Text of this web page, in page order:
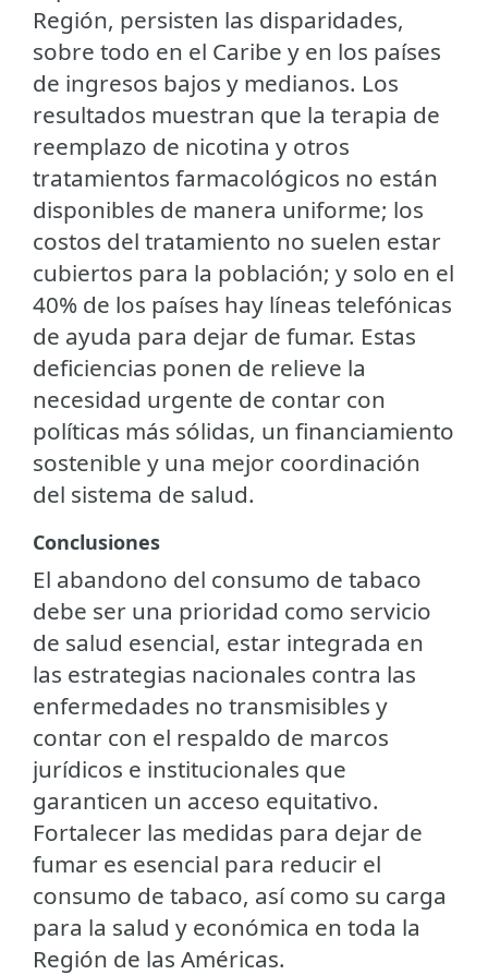
Región, persisten las disparidades,
sobre todo en el Caribe y en los países
de ingresos bajos y medianos. Los
resultados muestran que la terapia de
reemplazo de nicotina y otros
tratamientos farmacológicos no están
disponibles de manera uniforme; los
costos del tratamiento no suelen estar
cubiertos para la población; y solo en el
40% de los países hay líneas telefónicas
de ayuda para dejar de fumar. Estas
deficiencias ponen de relieve la
necesidad urgente de contar con
políticas más sólidas, un financiamiento
sostenible y una mejor coordinación
del sistema de salud.
Conclusiones
El abandono del consumo de tabaco
debe ser una prioridad como servicio
de salud esencial, estar integrada en
las estrategias nacionales contra las
enfermedades no transmisibles y
contar con el respaldo de marcos
jurídicos e institucionales que
garanticen un acceso equitativo.
Fortalecer las medidas para dejar de
fumar es esencial para reducir el
consumo de tabaco, así como su carga
para la salud y económica en toda la
Región de las Américas.